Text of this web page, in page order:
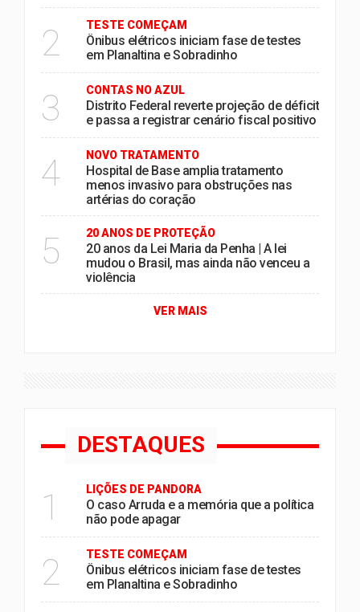
2 TESTE COMEÇAM
Ônibus elétricos iniciam fase de testes
em Planaltina e Sobradinho
3 CONTAS NO AZUL
Distrito Federal reverte projeção de déficit
e passa a registrar cenário fiscal positivo
4 NOVO TRATAMENTO
Hospital de Base amplia tratamento
menos invasivo para obstruções nas
artérias do coração
5 20 ANOS DE PROTEÇÃO
20 anos da Lei Maria da Penha | A lei
mudou o Brasil, mas ainda não venceu a
violência
VER MAIS
DESTAQUES
1 LIÇÕES DE PANDORA
O caso Arruda e a memória que a política
não pode apagar
2 TESTE COMEÇAM
Ônibus elétricos iniciam fase de testes
em Planaltina e Sobradinho